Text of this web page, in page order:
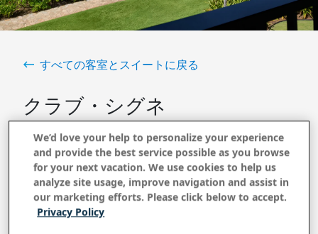
すべての客室とスイートに戻る
クラブ・シグネ
チャー・パーシ
ャル・オーシャ
ン・ビュー
We’d love your help to personalize your experience
and provide the best service possible as you browse
for your next vacation. We use cookies to help us
analyze site usage, improve navigation and assist in
our marketing efforts. Please click below to accept.
Privacy Policy